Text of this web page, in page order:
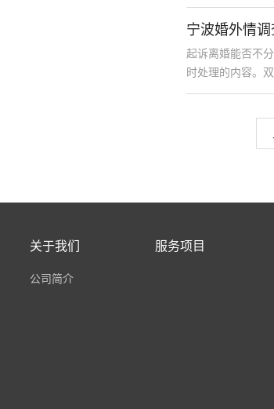
宁波婚外情
起诉离婚能否不
时处理的内容。
关于我们
公司简介
服务项目